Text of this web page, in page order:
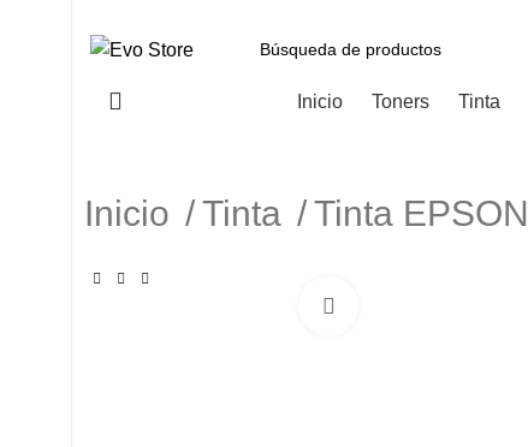
Inicio Toners Tinta
Inicio Tinta Tinta EPSON